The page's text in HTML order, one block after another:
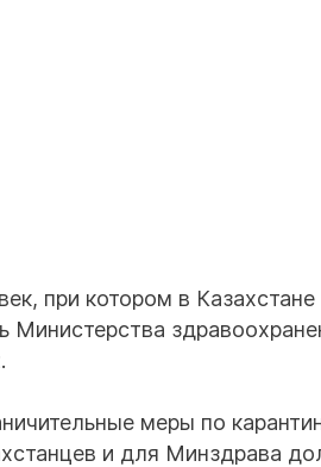
при котором в
Министерства
меры по
и для Минздрава